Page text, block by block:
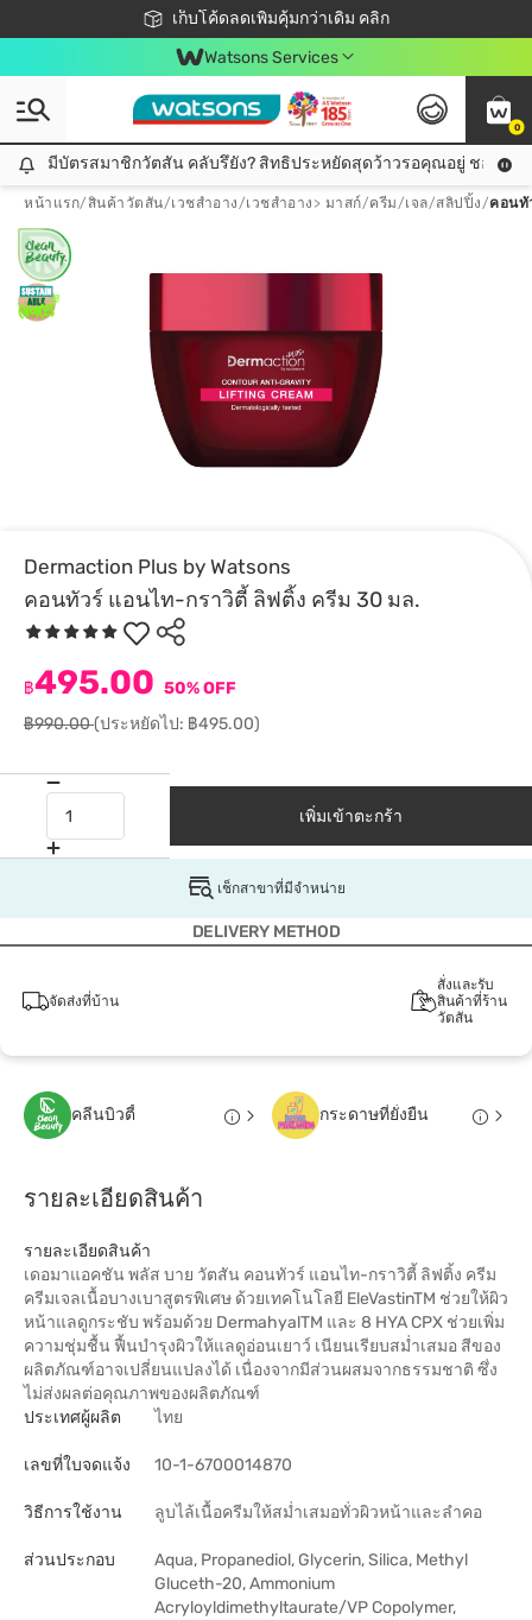
เก็บโค้ดลดเพิ่มคุ้มกว่าเดิม คลิก
ชอปออนไลน์ครั้งแรก ลดเพิ่มจุก ๆ 10%! 🎉
📦ส่งฟรี! เมื่อชอป 499฿
สมาชิกวัตสัน คลับดียังไง?
Watsons Services
0
มีบัตรสมาชิกวัตสัน คลับรึยัง? สิทธิประหยัดสุดว้าวรอคุณอยู่ ชอปคุ้มกว่าเดิม คลิก!
มีบัตรสมาชิกวัตสัน คลับรึยัง? สิทธิประหยัดสุดว้าวรอคุณอยู่ ชอปคุ้มก
หน้าแรก/สินค้าวัตสัน/เวชสำอาง/เวชสำอาง> มาสก์/ครีม/เจล/สลิปปิ้ง/คอนทั
Dermaction Plus by Watsons
คอนทัวร์ แอนไท-กราวิตี้ ลิฟติ้ง ครีม 30 มล.
฿495.00 50% OFF
฿990.00(ประหยัดไป: ฿495.00)
เพิ่มเข้าตะกร้า
เช็กสาขาที่มีจำหน่าย
DELIVERY METHOD
จัดส่งที่บ้าน
สั่งและรับ
สินค้าที่ร้าน
วัตสัน
คลีนบิวตี้ กระดาษที่ยั่งยืน
รายละเอียดสินค้า
รายละเอียดสินค้า
เดอมาแอคชัน พลัส บาย วัตสัน คอนทัวร์ แอนไท-กราวิตี้ ลิฟติ้ง ครีม
ครีมเจลเนื้อบางเบาสูตรพิเศษ ด้วยเทคโนโลยี EleVastinTM ช่วยให้ผิว
หน้าแลดูกระชับ พร้อมด้วย DermahyalTM และ 8 HYA CPX ช่วยเพิ่ม
ความชุ่มชื้น ฟื้นบำรุงผิวให้แลดูอ่อนเยาว์ เนียนเรียบสม่ำเสมอ สีของ
ผลิตภัณฑ์อาจเปลี่ยนแปลงได้ เนื่องจากมีส่วนผสมจากธรรมชาติ ซึ่ง
ไม่ส่งผลต่อคุณภาพของผลิตภัณฑ์
ประเทศผู้ผลิต
ไทย
เลขที่ใบจดแจ้ง 10-1-6700014870
วิธีการใช้งาน ลูบไล้เนื้อครีมให้สม่ำเสมอทั่วผิวหน้าและลำคอ
ส่วนประกอบ
Aqua, Propanediol, Glycerin, Silica, Methyl
Gluceth-20, Ammonium
Acryloyldimethyltaurate/VP Copolymer,